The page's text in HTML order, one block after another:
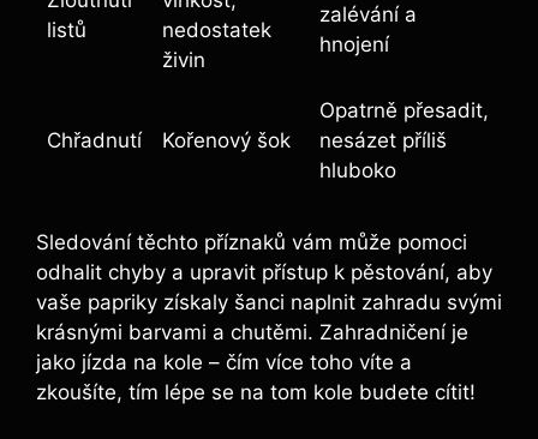
listů
nedostatek
živin
zalévání a⁣
hnojení
Chřadnutí Kořenový šok
Opatrně ‌přesadit,
nesázet příliš
hluboko
Sledování těchto ⁤příznaků vám může pomoci
‍odhalit chyby a upravit přístup k pěstování, aby
vaše ⁤papriky získaly šanci naplnit zahradu‌ svými
krásnými barvami a chutěmi. Zahradničení je
jako⁣ jízda na kole – čím více toho víte ⁢a
zkoušíte, tím lépe‌ se⁤ na tom kole budete cítit!